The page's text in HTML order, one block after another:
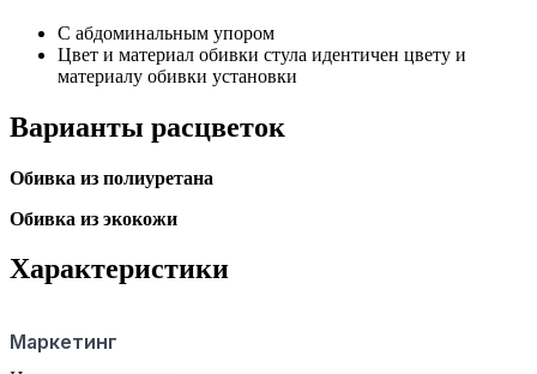
С абдоминальным упором
Цвет и материал обивки стула идентичен цвету и
материалу обивки установки
Варианты расцветок
Обивка из полиуретана
Обивка из экокожи
Характеристики
Маркетинг